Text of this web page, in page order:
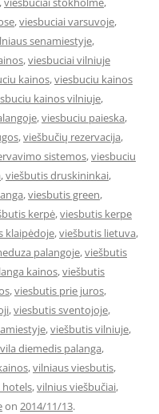
,viesbuciai varsuvoje,
senamiestyje,
,viesbuciai vilniuje
kainos,viesbuciu kainos
kainos vilniuje,
,viesbuciu paieska,
,viešbučių rezervacija,
sistemos,viesbuciu
,viešbutis druskininkai,
,viesbutis green,
kerpė,viesbutis kerpe
klaipėdoje,viešbutis lietuva,
palangoje,viešbutis
kainos,viešbutis
,viesbutis prie juros,
,viesbutis sventojoje,
,viešbutis vilniuje,
vila diemedis palanga,
,vilniaus viesbutis,
hotels,vilnius viešbučiai,
on 2014/11/13.